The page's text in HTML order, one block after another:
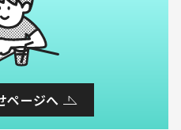
ページへ